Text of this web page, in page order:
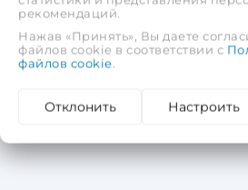
рекомендаций.
Нажав «Принять», Вы даете
файлов cookie в соответствии с
файлов cookie
Отклонить Настроить